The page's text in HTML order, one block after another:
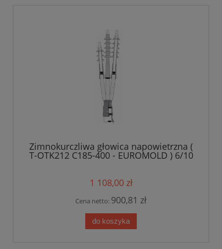
Zimnokurczliwa głowica napowietrzna (
T-OTK212 C185-400 - EUROMOLD ) 6/10
1 108,00 zł
Cena netto: 900,81 zł
do koszyka